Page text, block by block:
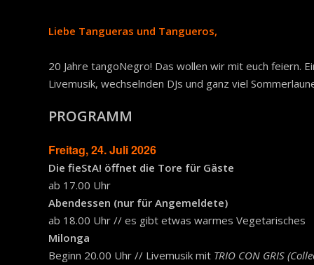
Liebe Tangueras und Tangueros,
20 Jahre tangoNegro! Das wollen wir mit euch feiern.
Livemusik, wechselnden DJs und ganz viel
PROGRAMM
Freitag, 24. Juli 2026
Die fieStA! öffnet die Tore für Gäste
ab 17.00 Uhr
Abendessen (nur für Angemeldete)
ab 18.00 Uhr // es gibt etwas warmes Vegetarisches
Milonga
Beginn 20.00 Uhr // Livemusik mit TRIO CON GRIS